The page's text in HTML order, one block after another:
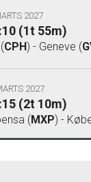
2027
(1t 55m)
CPH) - Geneve (
2027
(2t 10m)
(MXP) -